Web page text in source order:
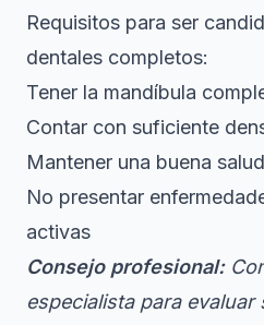
Requisitos para ser
dentales completos:
Tener la mandíbula
Contar con suficiente
Mantener una buena
No presentar
activas
Consejo profesional:
especialista para evaluar